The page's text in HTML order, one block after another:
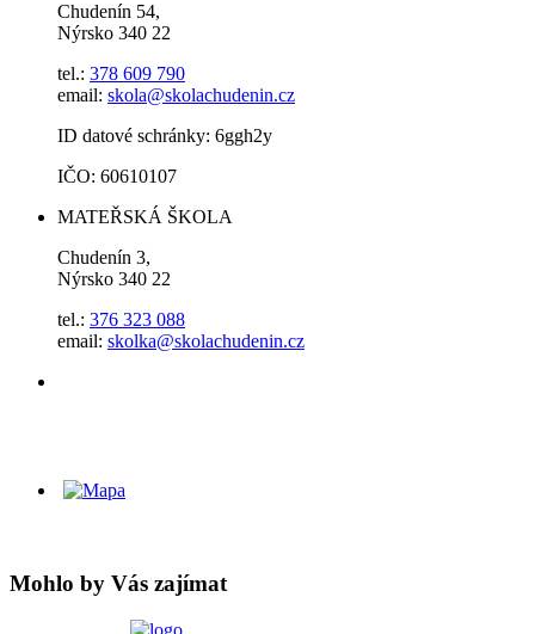
Chudenín 54,
Nýrsko 340 22
tel.: 378 609 790
email: skola@skolachudenin.cz
ID datové schránky: 6ggh2y
IČO: 60610107
MATEŘSKÁ ŠKOLA
Chudenín 3,
Nýrsko 340 22
tel.: 376 323 088
email: skolka@skolachudenin.cz
Mohlo by Vás zajímat